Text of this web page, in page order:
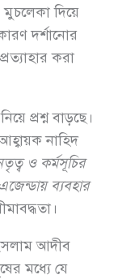
মুচলেকা দিয়ে
দর্শানোর
করা
প্রশ্ন বাড়ছে।
নাহিদ
ও কর্মসূচির
ব্যবহার
আদীব
মধ্যে যে